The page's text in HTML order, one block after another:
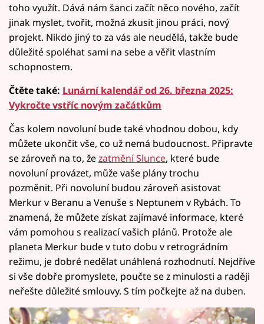
toho využít. Dává nám šanci začít něco nového, začít
jinak myslet, tvořit, možná zkusit jinou práci, nový
projekt. Nikdo jiný to za vás ale neudělá, takže bude
důležité spoléhat sami na sebe a věřit vlastním
schopnostem.
Čtěte také: Lunární kalendář od 26. března 2025:
Vykročte vstříc novým začátkům
Čas kolem novoluní bude také vhodnou dobou, kdy
můžete ukončit vše, co už nemá budoucnost. Připravte
se zároveň na to, žezatmění Slunce, které bude
novoluní provázet, může vaše plány trochu
pozměnit. Při novoluní budou zároveň asistovat
Merkur v Beranu a Venuše s Neptunem v Rybách. To
znamená, že můžete získat zajímavé informace, které
vám pomohou s realizací vašich plánů. Protože ale
planeta Merkur bude v tuto dobu v retrográdním
režimu, je dobré nedělat unáhlená rozhodnutí. Nejdříve
si vše dobře promyslete, poučte se z minulosti a raději
neřešte důležité smlouvy. S tím počkejte až na duben.